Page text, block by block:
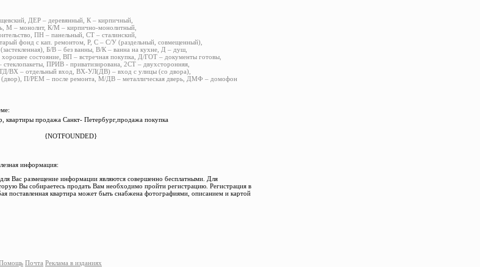
ДЕР – деревянный, К – кирпичный,
М – монолит, К/М – кирпично-монолитный,
ПН – панельный, СТ – сталинский,
фонд с кап. ремонтом, Р, С – С/У (раздельный, совмещенный),
Б/В – без ванны, В/К – ванна на кухне, Д – душ,
состояние, ВП – встречная покупка, Д/ГОТ – документы готовы,
ПРИВ - приватизирована, 2СТ – двухсторонняя,
ВХ – отдельный вход, ВХ-УЛ(ДВ) – вход с улицы (со двора),
П/РЕМ – после ремонта, М/ДВ – металлическая дверь, ДМФ – домофон
квартиры продажа Санкт- Петербург,продажа покупка
{NOTFOUNDED}
информация:
Вас размещение информации являются совершенно бесплатными. Для
Вы собираетесь продать Вам необходимо пройти регистрацию. Регистрация в
поставленная квартира может быть снабжена фотографиями, описанием и картой
Почта Реклама в изданиях